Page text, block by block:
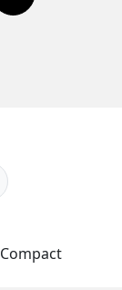
Compact